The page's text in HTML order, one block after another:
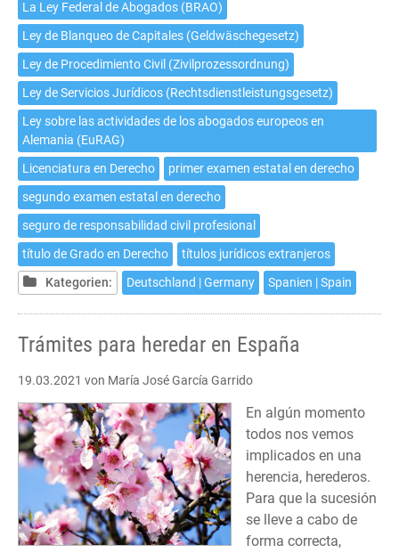
La Ley Federal de Abogados (BRAO)
Ley de Blanqueo de Capitales (Geldwäschegesetz)
Ley de Procedimiento Civil (Zivilprozessordnung)
Ley de Servicios Jurídicos (Rechtsdienstleistungsgesetz)
Ley sobre las actividades de los abogados europeos en
Alemania (EuRAG)
Licenciatura en Derecho
primer examen estatal en derecho
segundo examen estatal en derecho
seguro de responsabilidad civil profesional
título de Grado en Derecho
títulos jurídicos extranjeros
Kategorien:
Deutschland | Germany Spanien | Spain
Trámites para heredar en España
19.03.2021 von María José García Garrido
En algún momento
todos nos vemos
implicados en una
herencia, herederos.
Para que la sucesión
se lleve a cabo de
forma correcta,